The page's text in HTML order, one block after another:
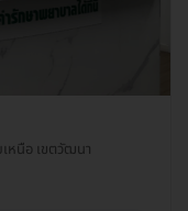
หนือ เขตวัฒนา